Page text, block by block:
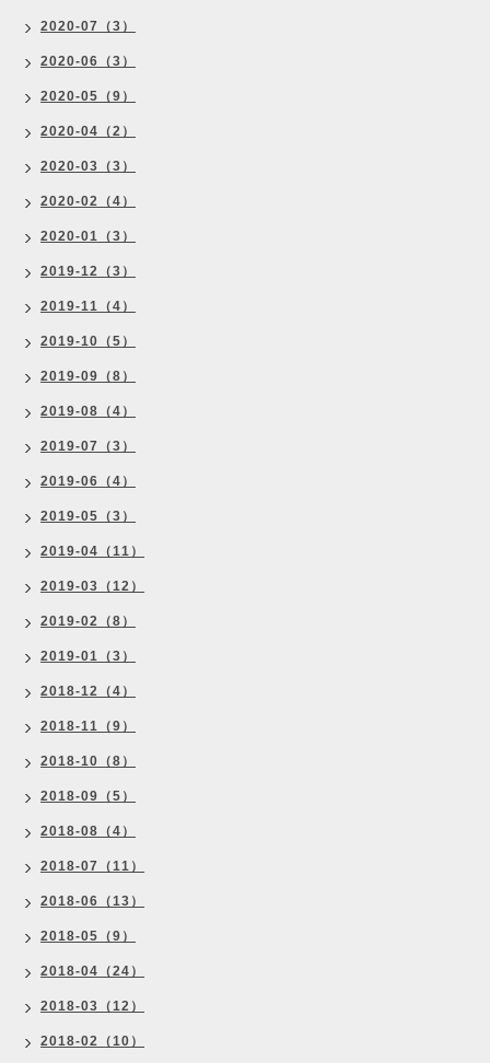
2020-07（3）
2020-06（3）
2020-05（9）
2020-04（2）
2020-03（3）
2020-02（4）
2020-01（3）
2019-12（3）
2019-11（4）
2019-10（5）
2019-09（8）
2019-08（4）
2019-07（3）
2019-06（4）
2019-05（3）
2019-04（11）
2019-03（12）
2019-02（8）
2019-01（3）
2018-12（4）
2018-11（9）
2018-10（8）
2018-09（5）
2018-08（4）
2018-07（11）
2018-06（13）
2018-05（9）
2018-04（24）
2018-03（12）
2018-02（10）